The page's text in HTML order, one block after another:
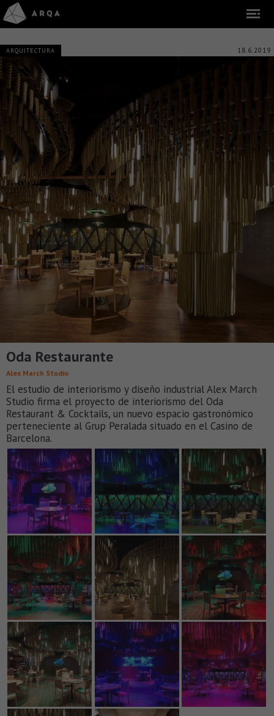
ARQUITECTURA 18.6.2019
Oda Restaurante
Alex March Studio
El estudio de interiorismo y diseño industrial Alex March
Studio firma el proyecto de interiorismo del Oda
Restaurant & Cocktails, un nuevo espacio gastronómico
perteneciente al Grup Peralada situado en el Casino de
Barcelona.